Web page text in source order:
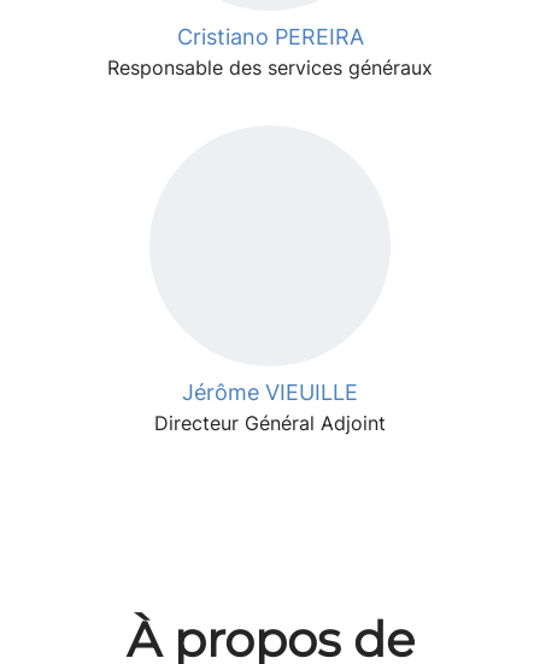
Cristiano PEREIRA
Responsable des services généraux
Jérôme VIEUILLE
Directeur Général Adjoint
À propos de